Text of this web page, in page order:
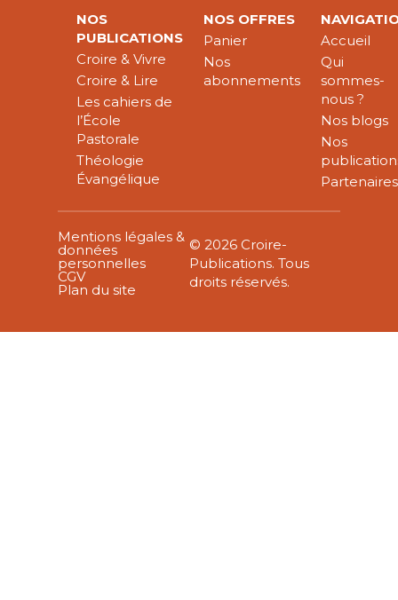
NOS
PUBLICATIONS
Croire & Vivre
Croire & Lire
Les cahiers de
l’École
Pastorale
Théologie
Évangélique
NOS OFFRES
Panier
Nos
abonnements
Accueil
Qui
sommes-
nous ?
Nos blogs
Nos
Partenaires
Mentions légales &
données
personnelles
CGV
Plan du site
© 2026 Croire-
Publications. Tous
droits réservés.